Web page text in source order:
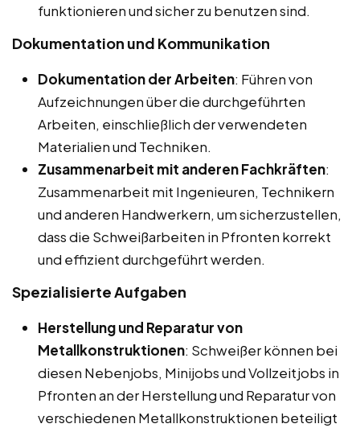
funktionieren und sicher zu benutzen sind.
Dokumentation und Kommunikation
Dokumentation der Arbeiten: Führen von
Aufzeichnungen über die durchgeführten
Arbeiten, einschließlich der verwendeten
Materialien und Techniken.
Zusammenarbeit mit anderen Fachkräften:
Zusammenarbeit mit Ingenieuren, Technikern
und anderen Handwerkern, um sicherzustellen,
dass die Schweißarbeiten in Pfronten korrekt
und effizient durchgeführt werden.
Spezialisierte Aufgaben
Herstellung und Reparatur von
Metallkonstruktionen: Schweißer können bei
diesen Nebenjobs, Minijobs und Vollzeitjobs in
Pfronten an der Herstellung und Reparatur von
verschiedenen Metallkonstruktionen beteiligt